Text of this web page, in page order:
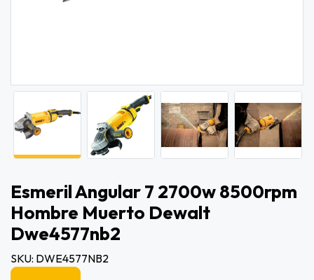
Esmeril Angular 7 2700w 8500rpm
Hombre Muerto Dewalt
Dwe4577nb2
SKU: DWE4577NB2